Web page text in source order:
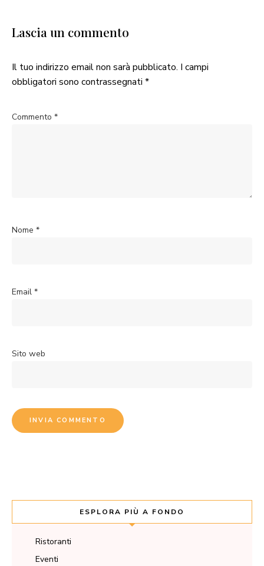
Lascia un commento
Il tuo indirizzo email non sarà pubblicato. I campi
obbligatori sono contrassegnati *
Commento *
Nome *
Email *
Sito web
ESPLORA PIÙ A FONDO
Ristoranti
Eventi